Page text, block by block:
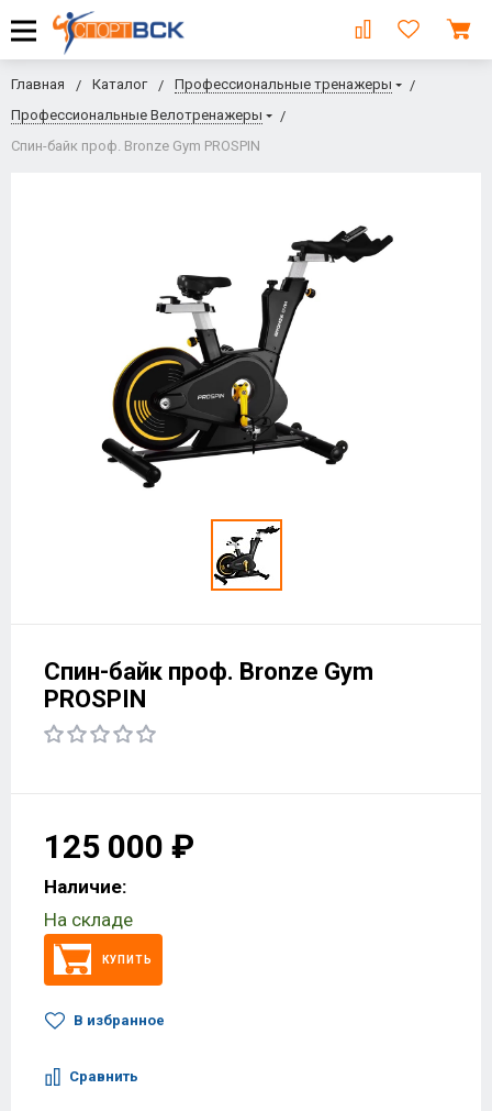
Главная Каталог
Профессиональные тренажеры
Профессиональные Велотренажеры
Спин-байк проф. Bronze Gym PROSPIN
Спин-байк проф. Bronze Gym
PROSPIN
125 000 ₽
Наличие:
На складе
КУПИТЬ
В избранное
Сравнить